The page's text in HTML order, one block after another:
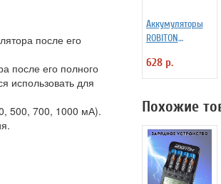
после его
после его полного
использовать для
500, 700, 1000 мА).
Аккумуляторы
ROBITON
4/box, ААА, 4 шт.
628 р.
Похожие